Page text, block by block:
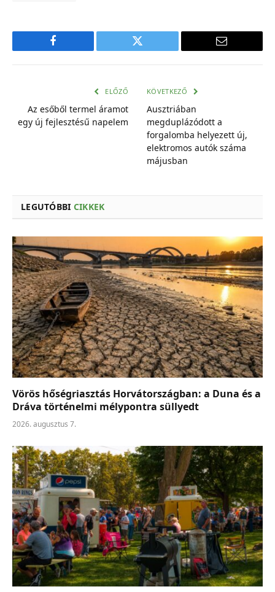
Facebook Twitter
E-
ELŐZŐ
Az esőből termel áramot
egy új fejlesztésű napelem
KÖVETKEZŐ
Ausztriában
megduplázódott a
forgalomba helyezett új,
elektromos autók száma
májusban
LEGUTÓBBI CIKKEK
Vörös hőségriasztás Horvátországban: a Duna és a
Dráva történelmi mélypontra süllyedt
2026. augusztus 7.